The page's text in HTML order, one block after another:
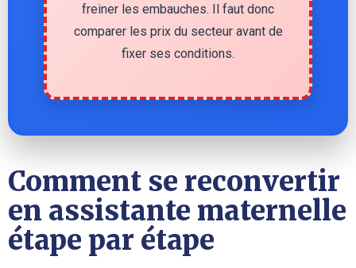
freiner les embauches. Il faut donc
comparer les prix du secteur avant de
fixer ses conditions.
Comment se reconvertir
en assistante maternelle
étape par étape